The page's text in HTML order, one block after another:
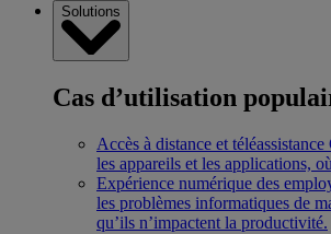
Solutions
Cas d’utilisation
Accès à distance et téléassistance
les appareils et les applications,
Expérience numérique des
les problèmes informatiques de
qu’ils n’impactent la productivité.